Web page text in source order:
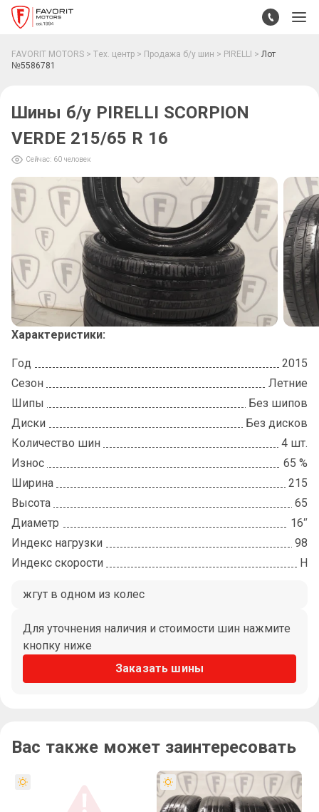
FAVORIT MOTORS Тех. центр Продажа б/у шин PIRELLI
Лот
№5586781
Шины б/у PIRELLI SCORPION
VERDE 215/65 R 16
Сейчас: 60 человек
Характеристики:
Год
2015
Сезон
Летние
Шипы
Без шипов
Диски
Без дисков
Количество шин
4 шт.
Износ
65 %
Ширина
215
Высота
65
Диаметр
16″
Индекс нагрузки
98
Индекс скорости
Н
жгут в одном из колес
Для уточнения наличия и стоимости шин нажмите
кнопку ниже
Заказать шины
Вас также может заинтересовать